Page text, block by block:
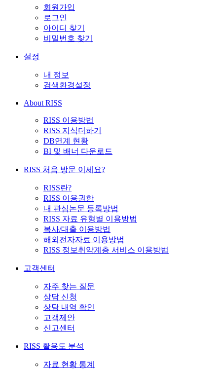
회원가입
로그인
아이디 찾기
비밀번호 찾기
설정
내 정보
검색환경설정
About RISS
RISS 이용방법
RISS 지식더하기
DB연계 현황
BI 및 배너 다운로드
RISS 처음 방문 이세요?
RISS란?
RISS 이용권한
내 관심논문 등록방법
RISS 자료 유형별 이용방법
복사/대출 이용방법
해외전자자료 이용방법
RISS 정보취약계층 서비스 이용방법
고객센터
자주 찾는 질문
상담 신청
상담 내역 확인
고객제안
신고센터
RISS 활용도 분석
자료 현황 통계